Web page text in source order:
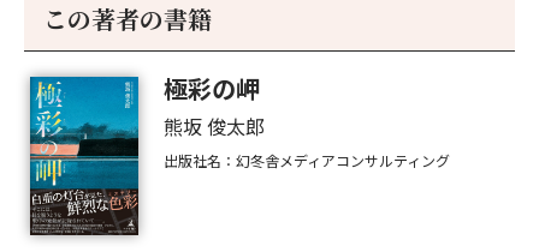
この著者の書籍
極彩の岬
熊坂 俊太郎
出版社名：幻冬舎メディアコンサルティング